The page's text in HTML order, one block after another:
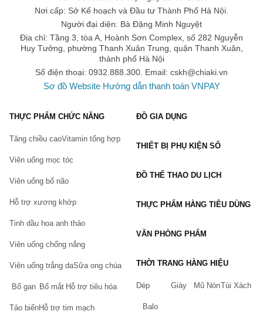
Với nhiều năm kinh nghiệm trong cung cấp các sản phẩm
tăng cân chính hãng , Chiaki.vncam kết mang đến cho bạn
những sản phẩm chính hãng, chất lượng với mức giá tốt cùng
nhiều ưu đãi hấp dẫn. Chiaki.vn vận chuyển toàn quốc, giao hàng
thanh toán tận nơi, cam kết hoàn tiền 150% nếu khách hàng phát
Nếu bạn đang tìm kiếm một địa chỉ mua
giá tốt, Chiaki.vn là một lựa chọn đáng cân nhắc. Tại
thương hiệu nổi tiếng với mức giá ưu đãi.
Bạn có thể mua trực tiếp trên website hoặc đặt hàng qua
hotline:
Website: Chiaki.vn
Hotline: 0932.888.300
Địa chỉ: Tầng 3, tòa A, Hoành Sơn Complex, số 282
Nguyễn Huy Tưởng, Thanh Xuân Trung, Thanh
Xuân, Hà Nội.
<<------------------------------------->>
Khi mua các sản phẩm hỗ trợ tăng cân và thực phẩm
quyền lợi:
Nơi cấp: Sở Kế hoạch và Đầu tư Thành Phố Hà Nội.
Người đại diện: Bà Đặng Minh Nguyệt
Địa chỉ: Tầng 3, tòa A, Hoành Sơn Complex, số 282 Nguyễn
Huy Tưởng, phường Thanh Xuân Trung, quận Thanh Xuân,
thành phố Hà Nội
Số điện thoại: 0932.888.300. Email: cskh@chiaki.vn
Sơ đồ Website Hướng dẫn thanh toán VNPAY
THỰC PHẨM CHỨC NĂNG
Tăng chiều caoVitamin tổng hợp
Viên uống mọc tóc
Viên uống bổ não
Hỗ trợ xương khớp
Tinh dầu hoa anh thảo
Viên uống chống nắng
Viên uống trắng daSữa ong chúa
Bổ gan Bổ mắt Hỗ trợ tiêu hóa
Tảo biểnHỗ trợ tim mạch
ĐỒ GIA DỤNG
THIẾT BỊ PHỤ KIỆN SỐ
ĐỒ THỂ THAO DU LỊCH
THỰC PHẨM HÀNG TIÊU DÙNG
VĂN PHÒNG PHẨM
THỜI TRANG HÀNG HIỆU
Dép Giày Mũ NónTúi Xách
Balo